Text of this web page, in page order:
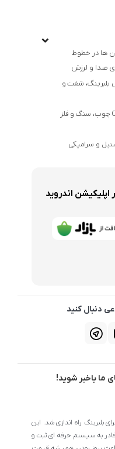
ها در خطوط
صدا و لرزش
شفت و
بلبرینگ مناسب دستگاه CNC چوب، سنگ و فلز
و سرامیکی
اپلیکیشن اندروید
دنبال کنید
ما باخبر شوید!
راه اندازی شد. این
قادر به سیستم حرفه ای ثبت و